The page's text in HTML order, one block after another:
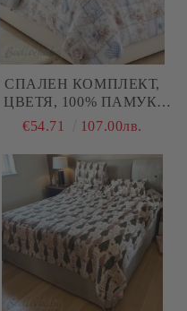
СПАЛЕН КОМПЛЕКТ,
ЦВЕТЯ, 100% ПАМУК/
5Д, РАНФОРС, 4 ЧАСТИ
€54.71 107.00лв.